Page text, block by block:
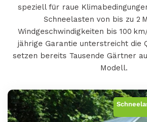
g
o
r
e
:
speziell für raue
Schneelasten von bis zu 2
Windgeschwindigkeiten bis 100
jährige Garantie unterstreicht die
setzen bereits Tausende Gärtner
Modell.